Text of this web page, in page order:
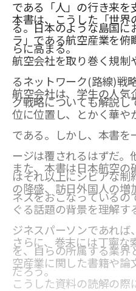
である「人」の行き来を
る。日本のような島国に
らに高まる。
本書は、こうした「世界
ラ」である航空産業を俯
航空会社を取り巻く規制
るネットワーク(路線)戦
グ戦略についても解説し
航空会社は、学生の人気
位に位置し、とかく華や
である。しかし、本書を
ージは覆されるはずだ。
はそれ以上にシビアな制
ネスをおこなっているの
また、本書は日本航空の
の隆盛、訪日外国人の増
ぐる話題の背景を理解す
ジネスパーソンであれば
を、自らの所属する業界
だろう。
さらに、巻末には丁寧な
空産業に関した書籍や論
こうした資料の読解の際